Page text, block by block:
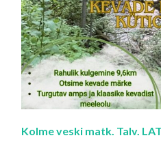
Kolme veski matk. Talv.